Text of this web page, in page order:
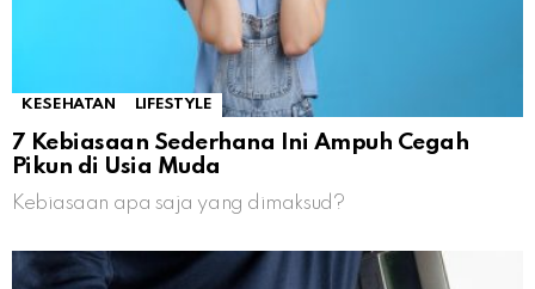
KESEHATAN LIFESTYLE
7 Kebiasaan Sederhana Ini Ampuh Cegah
Pikun di Usia Muda
Kebiasaan apa saja yang dimaksud?